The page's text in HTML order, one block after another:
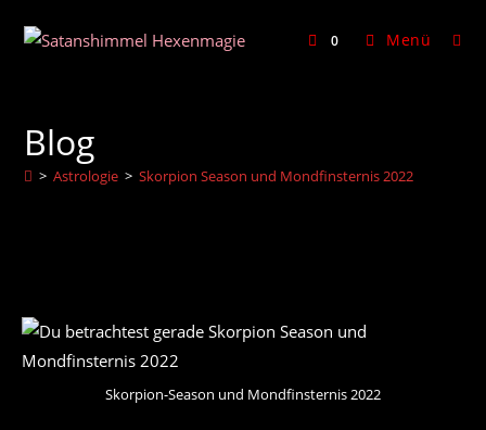
Inhalt
0 Menü
Blog
> Astrologie > Skorpion Season und Mondfinsternis 2022
Skorpion-Season und Mondfinsternis 2022